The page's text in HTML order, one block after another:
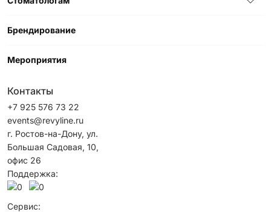
Брендирование
Мероприятия
Контакты
+7 925 576 73 22
events@revyline.ru
г. Ростов-на-Дону, ул.
Большая Садовая, 10,
офис 26
Поддержка:
Сервис: